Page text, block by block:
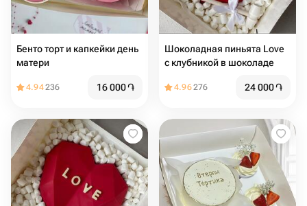
Бенто торт и капкейки день
матери
4.94236 16 000֏
Шоколадная пиньята Love
с клубникой в шоколаде
4.96276 24 000֏